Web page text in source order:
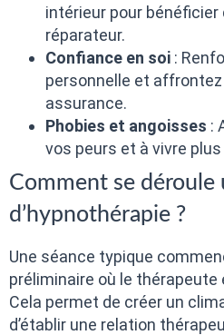
intérieur pour bénéficier
réparateur.
Confiance en soi :
personnelle et
assurance.
Phobies et angoisses :
vos peurs et à vivre
Comment se déroule
d’hypnothérapie ?
Une séance typique
préliminaire où le thérapeute
Cela permet de créer un
d’établir une relation